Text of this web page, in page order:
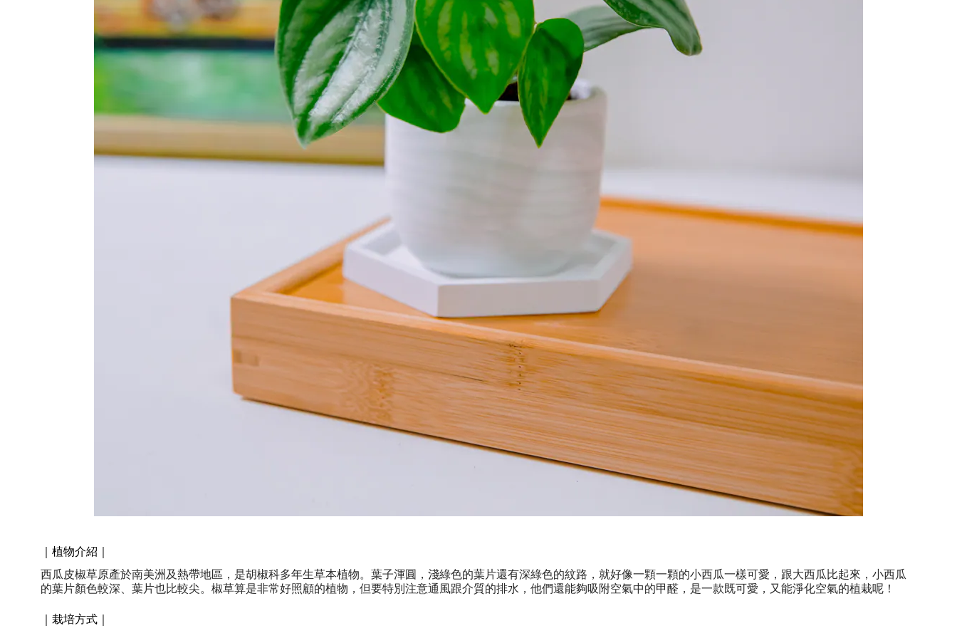
｜植物介紹｜
西瓜皮椒草原產於南美洲及熱帶地區，是胡椒科多年生草本植物。葉子渾圓，淺綠色的葉片還有深綠色的紋路，就好像一顆一顆的小西瓜一樣可愛，跟大西瓜比起來，小西瓜
的葉片顏色較深、葉片也比較尖。椒草算是非常好照顧的植物，但要特別注意通風跟介質的排水，他們還能夠吸附空氣中的甲醛，是一款既可愛，又能淨化空氣的植栽呢！
｜栽培方式｜